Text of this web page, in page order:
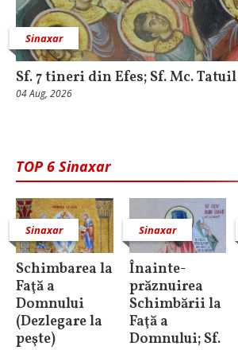
Sinaxar
Sf. 7 tineri din Efes; Sf. Mc. Tatuil
04 Aug, 2026
TOP 6 Sinaxar
Sinaxar
Schimbarea la
Faţă a
Domnului
(Dezlegare la
peşte)
Sinaxar
Înainte-
prăznuirea
Schimbării la
Faţă a
Domnului; Sf.